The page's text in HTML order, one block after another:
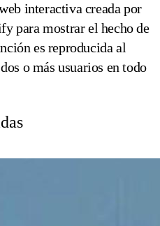
interactiva creada por
para mostrar el hecho de
es reproducida al
o más usuarios en todo